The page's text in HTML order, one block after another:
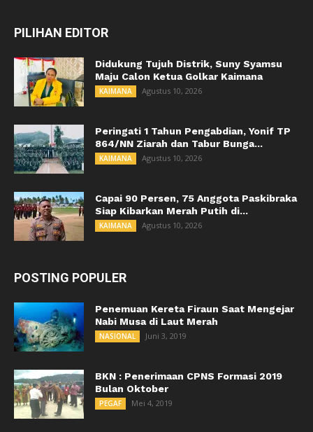
PILIHAN EDITOR
Didukung Tujuh Distrik, Suny Syamsu
Maju Calon Ketua Golkar Kaimana
KAIMANA Agustus 10, 2026
Peringati 1 Tahun Pengabdian, Yonif TP
864/NN Ziarah dan Tabur Bunga...
KAIMANA Agustus 10, 2026
Capai 90 Persen, 75 Anggota Paskibraka
Siap Kibarkan Merah Putih di...
KAIMANA Agustus 10, 2026
POSTING POPULER
Penemuan Kereta Firaun Saat Mengejar
Nabi Musa di Laut Merah
NASIONAL Juni 3, 2019
BKN : Penerimaan CPNS Formasi 2019
Bulan Oktober
PEGAF Mei 4, 2019